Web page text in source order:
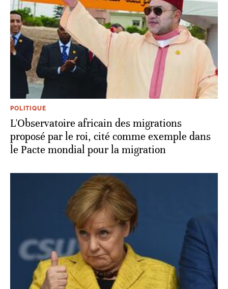
POLITIQUE
L'Observatoire africain des migrations
proposé par le roi, cité comme exemple dans
le Pacte mondial pour la migration